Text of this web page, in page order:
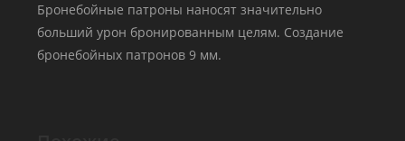
Бронебойные патроны наносят значительно
больший урон бронированным целям. Создание
бронебойных патронов 9 мм.